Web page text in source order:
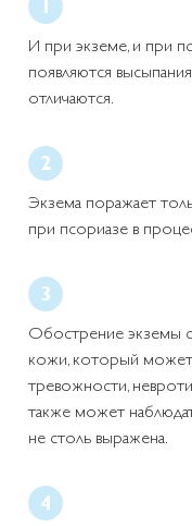
И при экземе, и при
появляются
отличаются.
Экзема поражает
при псориазе в
Обострение экземы
кожи, который может
тревожности,
также может
не столь выражена.